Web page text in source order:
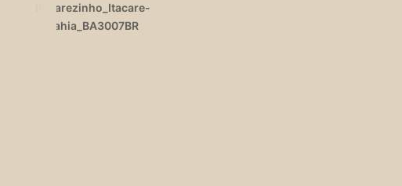
Itacarezinho_Itacare-
Bahia_BA3007BR